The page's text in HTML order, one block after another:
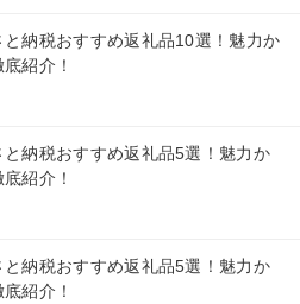
納税おすすめ返礼品10選！魅力か
紹介！
納税おすすめ返礼品5選！魅力か
紹介！
と納税おすすめ返礼品5選！魅力か
紹介！